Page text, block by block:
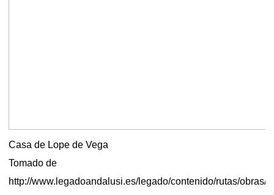
Casa de Lope de Vega
Tomado de
http://www.legadoandalusi.es/legado/contenido/rutas/obras/